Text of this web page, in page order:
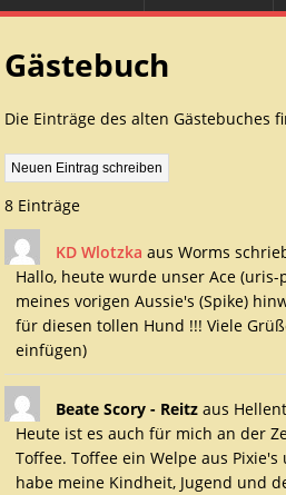
Gästebuch
Die Einträge des alten Gästebuches
8 Einträge
KD Wlotzka aus Worms
Hallo, heute wurde unser Ace
meines vorigen Aussie's (Spike)
für diesen tollen Hund !!! Viele
einfügen)
Beate Scory - Reitz aus
Heute ist es auch für mich an der
Toffee. Toffee ein Welpe aus
habe meine Kindheit, Jugend und